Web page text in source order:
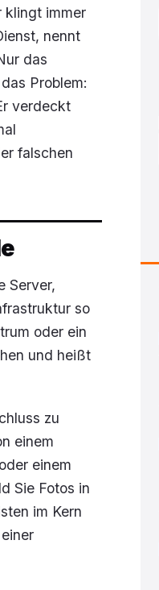
klingt immer
nennt
das
Problem:
verdeckt
falschen
Server,
so
oder ein
und heißt
zu
einem
einem
Sie Fotos in
im Kern